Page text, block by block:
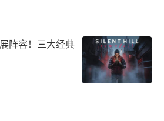
阵容！三大经典